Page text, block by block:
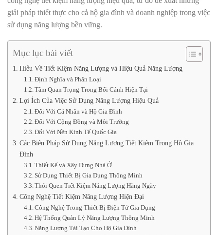
giải pháp thiết thực cho cả hộ gia đình và doanh nghiệp trong việc
sử dụng năng lượng bền vững.
Mục lục bài viết
Hiểu Về Tiết Kiệm Năng Lượng và Hiệu Quả Năng Lượng
Định Nghĩa và Phân Loại
Tầm Quan Trọng Trong Bối Cảnh Hiện Tại
Lợi Ích Của Việc Sử Dụng Năng Lượng Hiệu Quả
Đối Với Cá Nhân và Hộ Gia Đình
Đối Với Cộng Đồng và Môi Trường
Đối Với Nền Kinh Tế Quốc Gia
Các Biện Pháp Sử Dụng Năng Lượng Tiết Kiệm Trong Hộ Gia
Đình
Thiết Kế và Xây Dựng Nhà Ở
Sử Dụng Thiết Bị Gia Dụng Thông Minh
Thói Quen Tiết Kiệm Năng Lượng Hàng Ngày
Công Nghệ Tiết Kiệm Năng Lượng Hiện Đại
Công Nghệ Trong Thiết Bị Điện Tử Gia Dụng
Hệ Thống Quản Lý Năng Lượng Thông Minh
Năng Lượng Tái Tạo Cho Hộ Gia Đình